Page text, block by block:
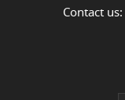
Contact us: